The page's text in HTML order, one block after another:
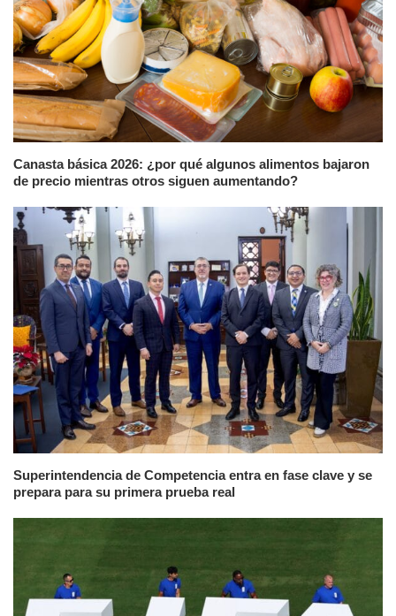
Canasta básica 2026: ¿por qué algunos alimentos bajaron
de precio mientras otros siguen aumentando?
Superintendencia de Competencia entra en fase clave y se
prepara para su primera prueba real